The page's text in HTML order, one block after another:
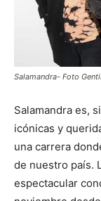
Salamandra- Foto
Salamandra es,
icónicas y
una carrera
de nuestro país.
espectacular